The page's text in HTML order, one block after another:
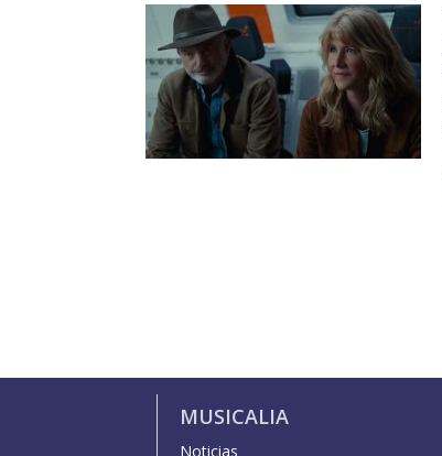
MUSICALIA
Noticias